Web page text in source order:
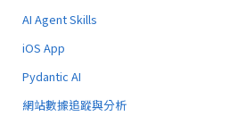
AI Agent Skills
iOS App
Pydantic AI
網站數據追蹤與分析